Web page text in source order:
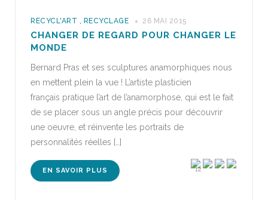
RECYCL'ART , RECYCLAGE 26 MAI 2015
CHANGER DE REGARD POUR CHANGER LE
MONDE
Bernard Pras et ses sculptures anamorphiques nous
en mettent plein la vue ! L’artiste plasticien
français pratique l’art de l’anamorphose, qui est le fait
de se placer sous un angle précis pour découvrir
une oeuvre, et réinvente les portraits de
personnalités réelles […]
EN SAVOIR PLUS 12